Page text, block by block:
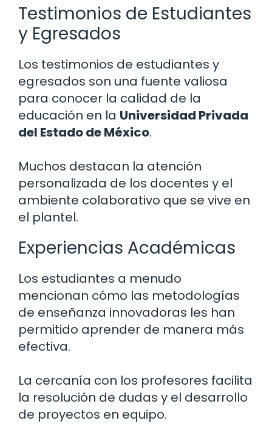
Testimonios de Estudiantes
y Egresados
Los testimonios de estudiantes y
egresados son una fuente valiosa
para conocer la calidad de la
educación en la Universidad Privada
del Estado de México.
Muchos destacan la atención
personalizada de los docentes y el
ambiente colaborativo que se vive en
el plantel.
Experiencias Académicas
Los estudiantes a menudo
mencionan cómo las metodologías
de enseñanza innovadoras les han
permitido aprender de manera más
efectiva.
La cercanía con los profesores facilita
la resolución de dudas y el desarrollo
de proyectos en equipo.